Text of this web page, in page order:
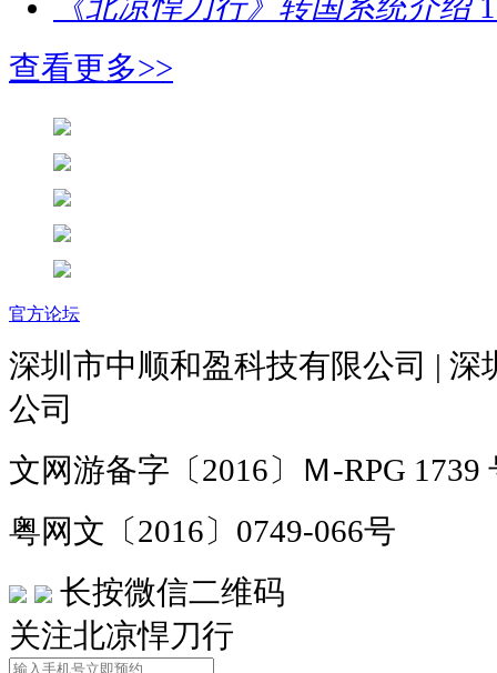
《北凉悍刀行》转国系统介绍
查看更多>>
官方论坛
深圳市中顺和盈科技有限公司 |
公司
文网游备字〔2016〕Ｍ-RPG 1739
粤网文〔2016〕0749-066号
长按微信二维码
关注北凉悍刀行